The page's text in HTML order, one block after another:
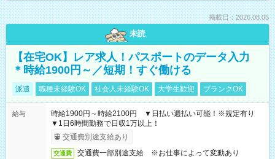
掲載日：2026.08.05
未読
【在宅OK】レア求人！パスポートのデータ入力
＊時給1900円～／短期！すぐ働ける
派遣 職種未経験OK 社会人未経験OK 大学生歓迎 ブランクOK
給与
時給1900円～時給2100円 ▼日払い週払い可能！※規定有り
▼1日6時間勤務で日収1万以上！
交通費別途支給あり
交通費 交通費一部別途支給 ※お仕事によって変動あり